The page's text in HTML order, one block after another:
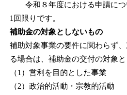
令和８年度における申請につ
1回限りです。
補助金の対象としないもの
補助対象事業の要件に関わらず
る場合は、補助金の交付の対象と
（1）営利を目的とした事業
（2）政治的活動・宗教的活動